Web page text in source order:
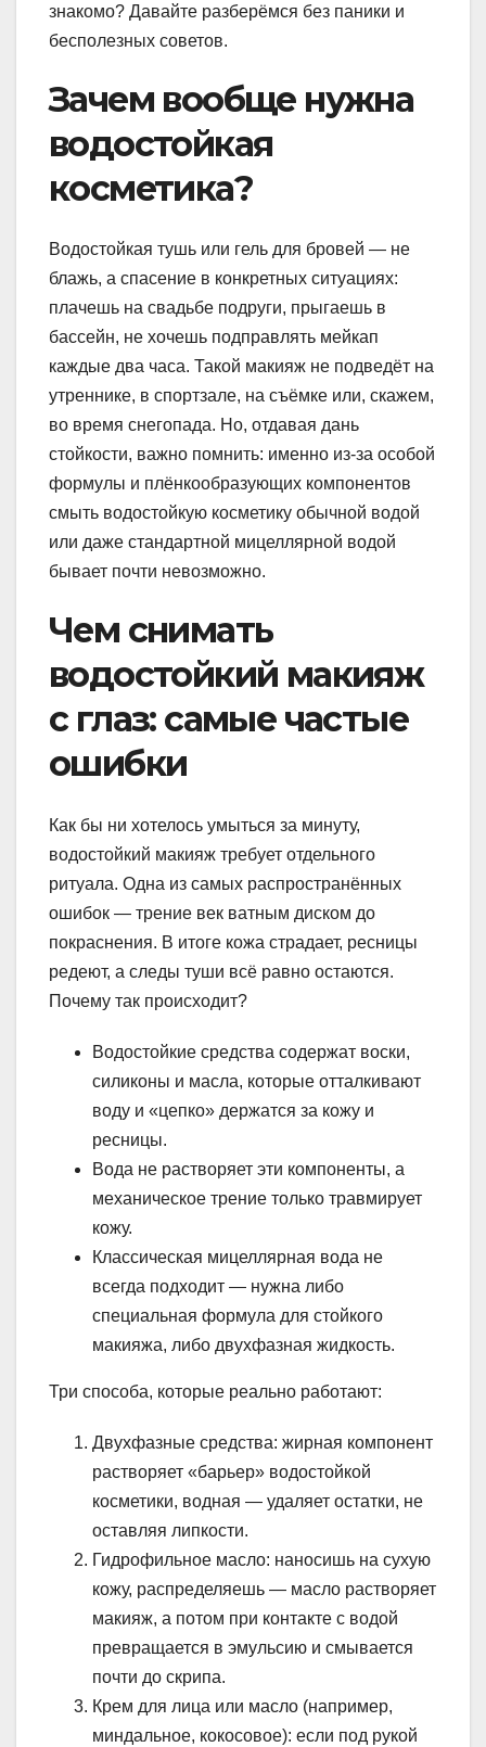
знакомо? Давайте разберёмся без паники и
бесполезных советов.
Зачем вообще нужна
водостойкая
косметика?
Водостойкая тушь или гель для бровей — не
блажь, а спасение в конкретных ситуациях:
плачешь на свадьбе подруги, прыгаешь в
бассейн, не хочешь подправлять мейкап
каждые два часа. Такой макияж не подведёт на
утреннике, в спортзале, на съёмке или, скажем,
во время снегопада. Но, отдавая дань
стойкости, важно помнить: именно из-за особой
формулы и плёнкообразующих компонентов
смыть водостойкую косметику обычной водой
или даже стандартной мицеллярной водой
бывает почти невозможно.
Чем снимать
водостойкий макияж
с глаз: самые частые
ошибки
Как бы ни хотелось умыться за минуту,
водостойкий макияж требует отдельного
ритуала. Одна из самых распространённых
ошибок — трение век ватным диском до
покраснения. В итоге кожа страдает, ресницы
редеют, а следы туши всё равно остаются.
Почему так происходит?
Водостойкие средства содержат воски,
силиконы и масла, которые отталкивают
воду и «цепко» держатся за кожу и
ресницы.
Вода не растворяет эти компоненты, а
механическое трение только травмирует
кожу.
Классическая мицеллярная вода не
всегда подходит — нужна либо
специальная формула для стойкого
макияжа, либо двухфазная жидкость.
Три способа, которые реально работают:
Двухфазные средства: жирная компонент
растворяет «барьер» водостойкой
косметики, водная — удаляет остатки, не
оставляя липкости.
Гидрофильное масло: наносишь на сухую
кожу, распределяешь — масло растворяет
макияж, а потом при контакте с водой
превращается в эмульсию и смывается
почти до скрипа.
Крем для лица или масло (например,
миндальное, кокосовое): если под рукой